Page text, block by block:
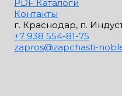
PDF Каталоги
Контакты
г. Краснодар, п.
+7 938 554-81-75
zapros@zapchasti-